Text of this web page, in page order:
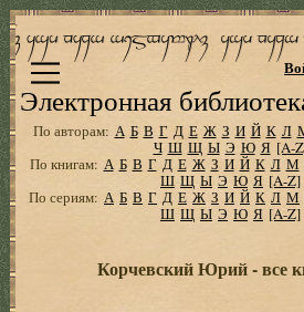
Электронная
По авторам: А Б В Г Д Е Ж З И Й К Л
Ч Ш Щ Ы Э Ю Я [A-
По книгам: А Б В Г Д Е Ж З И Й К Л М
Ш Щ Ы Э Ю Я [A-Z]
По сериям: А Б В Г Д Е Ж З И Й К Л М
Ш Щ Ы Э Ю Я [A-Z]
Корчевский Юрий - все